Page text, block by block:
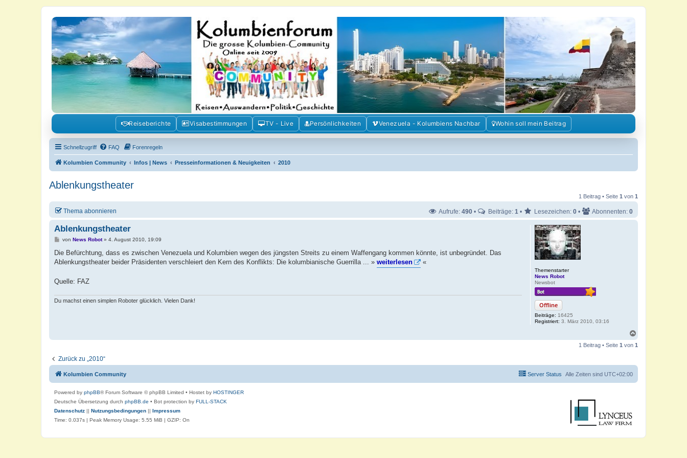
Kolumbienforum - Das grosse Forum der Freunde Kolumbiens
Reisen, Auswandern, Kultur, Politik, Geschichte und Visum in Kolumbien und Venezuela. Austausch, Erfahrungen und Gemeinschaft im Kolumbienforum
Reiseberichte Visabestimmungen TV - Live Persönlichkeiten Venezuela - Kolumbiens Nachbar Wohin soll mein Beitrag
Schnellzugriff FAQ Forenregeln
Kolumbien Community Infos | News Presseinformationen & Neuigkeiten 2010
Ablenkungstheater
1 Beitrag • Seite 1 von 1
Thema abonnieren Aufrufe: 490 • Beiträge: 1 • Lesezeichen: 0 • Abonnenten: 0
Themenstarter
News Robot
Newsbot
Offline
Beiträge: 16425
Registriert: 3. März 2010, 03:16
Ablenkungstheater
B
i
r
von News Robot» 4. August 2010, 19:09
Die Befürchtung, dass es zwischen Venezuela und Kolumbien wegen des jüngsten Streits zu einem Waffengang kommen könnte, ist unbegründet. Das
Ablenkungstheater beider Präsidenten verschleiert den Kern des Konflikts: Die kolumbianische Guerrilla ... » weiterlesen «
Quelle: FAZ
Du machst einen simplen Roboter glücklich. Vielen Dank!
c
b
n
1 Beitrag • Seite 1 von 1
Zurück zu „2010“
Kolumbien Community Alle Zeiten sind UTC+02:00
Server Status
Powered by phpBB® Forum Software © phpBB Limited • Hostet by HOSTINGER
Deutsche Übersetzung durch phpBB.de • Bot protection by FULL-STACK
Datenschutz || Nutzungsbedingungen || Impressum
Time: 0.037s | Peak Memory Usage: 5.55 MiB | GZIP: On